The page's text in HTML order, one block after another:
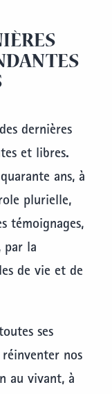
dernières
et libres.
ans, à
plurielle,
témoignages,
par la
de vie et de
ses
nos
au vivant, à